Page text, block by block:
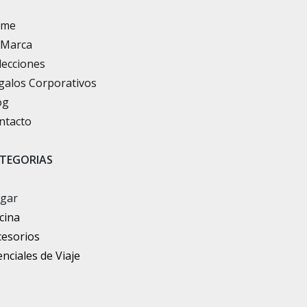
Corporativos
de Viaje